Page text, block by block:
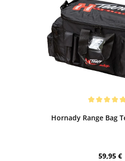
Hornady Range Bag
59,95 €